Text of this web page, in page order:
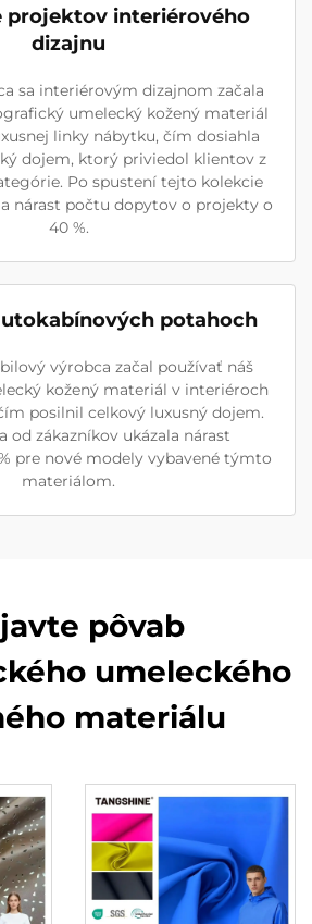
projektov interiérového
dizajnu
sa interiérovým dizajnom začala
umelecký kožený materiál
linky nábytku, čím dosiahla
dojem, ktorý priviedol klientov z
Po spustení tejto kolekcie
nárast počtu dopytov o projekty o
40 %.
potahoch
výrobca začal používať náš
kožený materiál v interiéroch
posilnil celkový luxusný dojem.
od zákazníkov ukázala nárast
pre nové modely vybavené týmto
materiálom.
pôvab
umeleckého
materiálu